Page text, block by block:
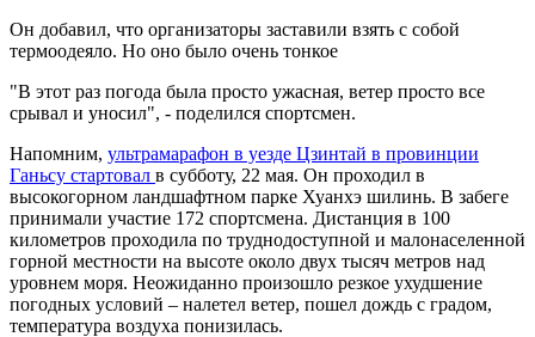
Он добавил, что организаторы заставили взять с собой
термоодеяло. Но оно было очень тонкое
"В этот раз погода была просто ужасная, ветер просто все
срывал и уносил", - поделился спортсмен.
Напомним, ультрамарафон в уезде Цзинтай в провинции
Ганьсу стартовал в субботу, 22 мая. Он проходил в
высокогорном ландшафтном парке Хуанхэ шилинь. В забеге
принимали участие 172 спортсмена. Дистанция в 100
километров проходила по труднодоступной и малонаселенной
горной местности на высоте около двух тысяч метров над
уровнем моря. Неожиданно произошло резкое ухудшение
погодных условий – налетел ветер, пошел дождь с градом,
температура воздуха понизилась.